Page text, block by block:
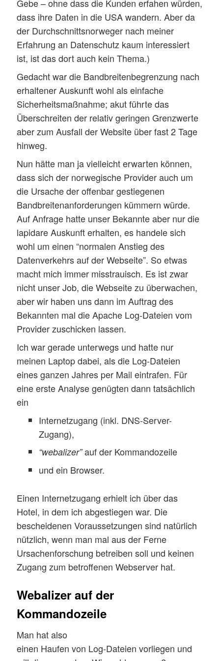
Gebe – ohne dass die Kunden erfahen würden,
dass ihre Daten in die USA wandern. Aber da
der Durchschnittsnorweger nach meiner
Erfahrung an Datenschutz kaum interessiert
ist, ist das dort auch kein Thema.)
Gedacht war die Bandbreitenbegrenzung nach
erhaltener Auskunft wohl als einfache
Sicherheitsmaßnahme; akut führte das
Überschreiten der relativ geringen Grenzwerte
aber zum Ausfall der Website über fast 2 Tage
hinweg.
Nun hätte man ja vielleicht erwarten können,
dass sich der norwegische Provider auch um
die Ursache der offenbar gestiegenen
Bandbreitenanforderungen kümmern würde.
Auf Anfrage hatte unser Bekannte aber nur die
lapidare Auskunft erhalten, es handele sich
wohl um einen “normalen Anstieg des
Datenverkehrs auf der Webseite”. So etwas
macht mich immer misstrauisch. Es ist zwar
nicht unser Job, die Webseite zu überwachen,
aber wir haben uns dann im Auftrag des
Bekannten mal die Apache Log-Dateien vom
Provider zuschicken lassen.
Ich war gerade unterwegs und hatte nur
meinen Laptop dabei, als die Log-Dateien
eines ganzen Jahres per Mail eintrafen. Für
eine erste Analyse genügten dann tatsächlich
ein
Internetzugang (inkl. DNS-Server-
Zugang),
“webalizer”auf der Kommandozeile
und ein Browser.
Einen Internetzugang erhielt ich über das
Hotel, in dem ich abgestiegen war. Die
bescheidenen Voraussetzungen sind natürlich
nützlich, wenn man mal aus der Ferne
Ursachenforschung betreiben soll und keinen
Zugang zum betroffenen Webserver hat.
Webalizer auf der
Kommandozeile
Man hat also
einen Haufen von Log-Dateien vorliegen und